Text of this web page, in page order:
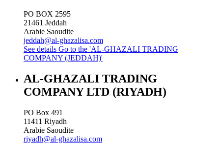
PO BOX 2595
21461 Jeddah
Arabie Saoudite
jeddah@al-ghazalisa.com
See details Go to the 'AL-GHAZALI TRADING
COMPANY (JEDDAH)'
AL-GHAZALI TRADING
COMPANY LTD (RIYADH)
PO Box 491
11411 Riyadh
Arabie Saoudite
riyadh@al-ghazalisa.com